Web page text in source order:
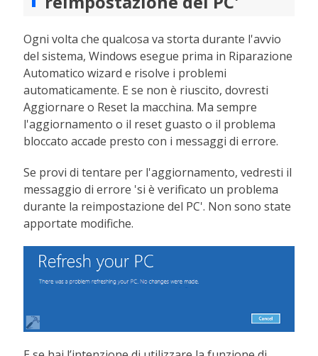
Ogni volta che qualcosa va storta durante l'avvio
del sistema, Windows esegue prima in Riparazione
Automatico wizard e risolve i problemi
automaticamente. E se non è riuscito, dovresti
Aggiornare o Reset la macchina. Ma sempre
l'aggiornamento o il reset guasto o il problema
bloccato accade presto con i messaggi di errore.
Se provi di tentare per l'aggiornamento, vedresti il
messaggio di errore 'si è verificato un problema
durante la reimpostazione del PC'. Non sono state
apportate modifiche.